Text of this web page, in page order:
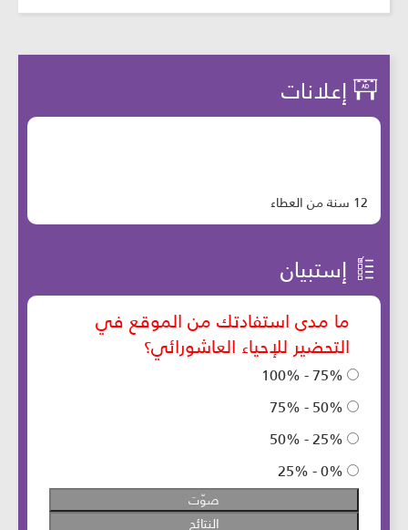
إعلانات
12 سنة من العطاء
إستبيان